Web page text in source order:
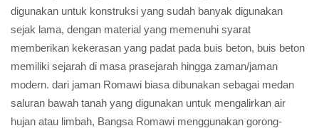
digunakan untuk konstruksi yang sudah banyak digunakan
sejak lama, dengan material yang memenuhi syarat
memberikan kekerasan yang padat pada buis beton, buis beton
memiliki sejarah di masa prasejarah hingga zaman/jaman
modern. dari jaman Romawi biasa dibunakan sebagai medan
saluran bawah tanah yang digunakan untuk mengalirkan air
hujan atau limbah, Bangsa Romawi menggunakan gorong-